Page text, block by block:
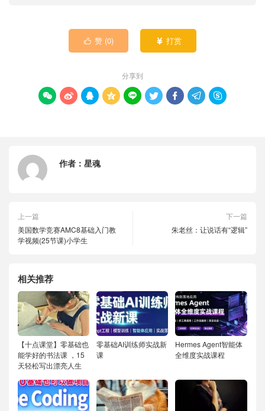
 赞 (0)  打赏
分享到
        
作者： 星魂
上一篇
美国数学竞赛AMC8基础入门教
学视频(25节课)小学生
下一篇
朱老丝：让说话有“逻辑”
相关推荐
【十点课堂】零基础也
能学好的书法课 ，15
天轻松写出漂亮人生
零基础AI训练师实战新
课
Hermes Agent智能体
全维度实战课程